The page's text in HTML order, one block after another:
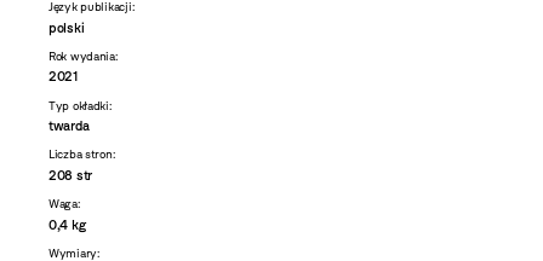
Język publikacji:
polski
Rok wydania:
2021
Typ okładki:
twarda
Liczba stron:
208 str
Waga:
0,4 kg
Wymiary: